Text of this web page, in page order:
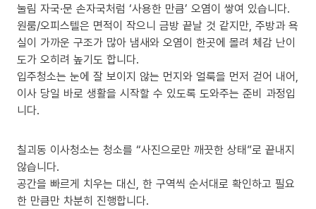
눌림 자국·문 손자국처럼 ‘사용한 만큼’ 오염이 쌓여 있습니다.
원룸/오피스텔은 면적이 작으니 금방 끝날 것 같지만, 주방과 욕
실이 가까운 구조가 많아 냄새와 오염이 한곳에 몰려 체감 난이
도가 오히려 높기도 합니다.
입주청소는 눈에 잘 보이지 않는 먼지와 얼룩을 먼저 걷어 내어,
이사 당일 바로 생활을 시작할 수 있도록 도와주는 준비 과정입
니다.
칠괴동 이사청소는 청소를 “사진으로만 깨끗한 상태”로 끝내지
않습니다.
공간을 빠르게 치우는 대신, 한 구역씩 순서대로 확인하고 필요
한 만큼만 차분히 진행합니다.